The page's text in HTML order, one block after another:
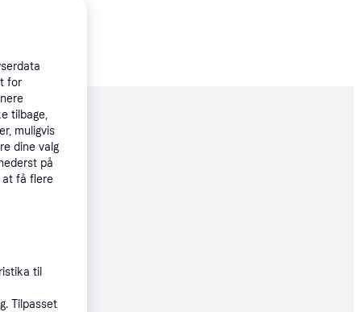
kr.
kr.
for
tilbage,
muligvis
dine valg
på
at få flere
til
Tilpasset